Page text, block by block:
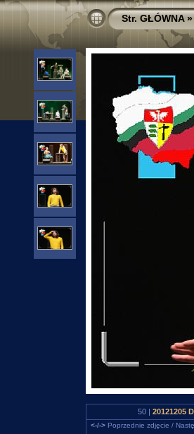
Str. GŁÓWNA
50 | 20121205
<-/->Poprzednie zdjęcie /